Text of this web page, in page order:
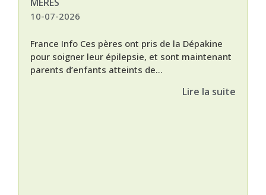
10-07-2026
France Info Ces pères ont pris de la Dépakine
pour soigner leur épilepsie, et sont maintenant
parents d’enfants atteints de...
Lire la suite